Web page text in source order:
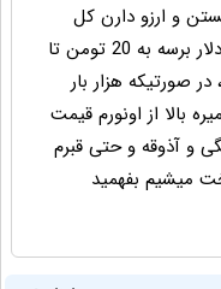
و ارزو دارن کل
مملکت و ملت بدبخت شن تا فقط دلار برسه به 20 تومن تا
صورتیکه هزار بار
بالا از اونورم قیمت
و آذوقه و حتی قبرم
میشیم بفهمید